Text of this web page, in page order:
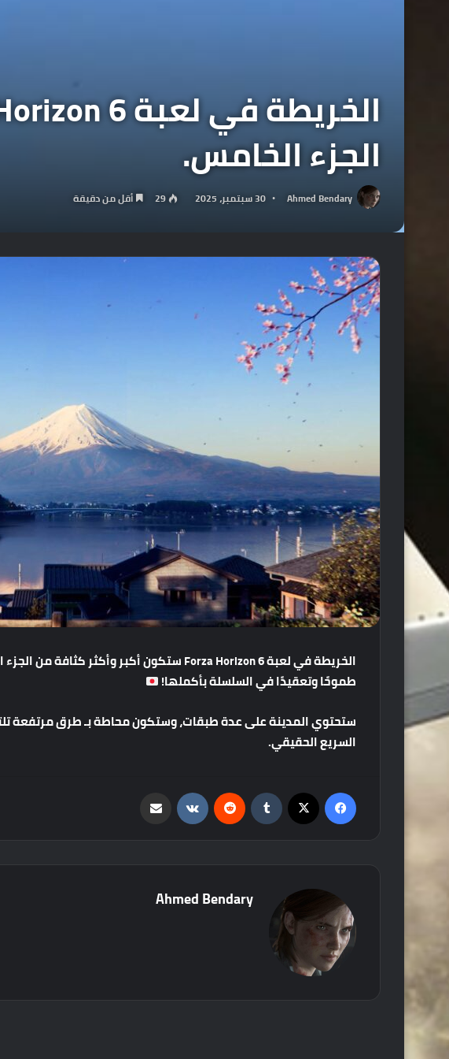
الجزء الخامس.
Ahmed Bendary 30 سبتمبر، 2025 29 أقل من دقيقة
الخريطةفيلعبة ستكونأكبروأكثركثافةمنالجزء
طموحًاوتعقيدًافيالسلسلةبأكملها!
ستحتويالمدينةعلىعدةطبقات،وستكونمحاطةبـطرقمرتفعة
السريعالحقيقي.
Ahmed Bendary